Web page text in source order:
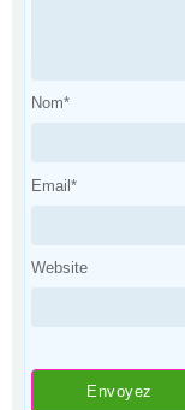
Nom*
Email*
Website